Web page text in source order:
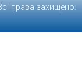
права захищено.